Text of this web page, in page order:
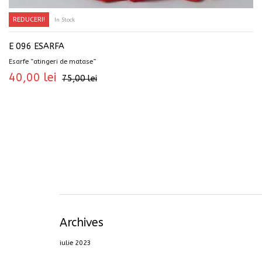
REDUCERI! In Stock
E 096 ESARFA
Esarfe “atingeri de matase”
75,00lei
40,00 lei
Archives
iulie 2023